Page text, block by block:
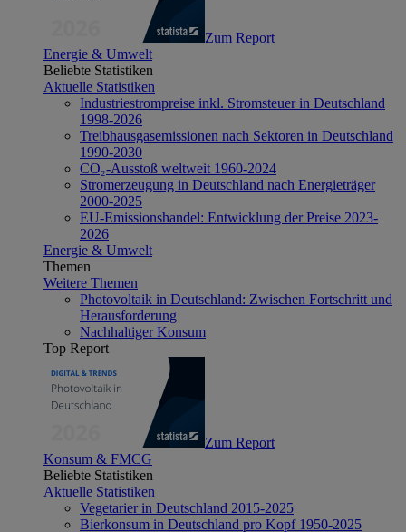
Zum Report
Energie & Umwelt
Beliebte Statistiken
Aktuelle Statistiken
Industriestrompreise inkl. Stromsteuer in Deutschland
1998-2026
Treibhausgasemissionen nach Sektoren in Deutschland
1990-2030
CO₂-Ausstoß weltweit 1960-2024
Stromerzeugung in Deutschland nach Energieträger
2000-2025
EU-Emissionshandel: Entwicklung der Preise 2023-
2026
Energie & Umwelt
Themen
Weitere Themen
Photovoltaik in Deutschland: Zwischen Fortschritt und
Herausforderung
Nachhaltiger Konsum
Top Report
Zum Report
Konsum & FMCG
Beliebte Statistiken
Aktuelle Statistiken
Vegetarier in Deutschland 2015-2025
Bierkonsum in Deutschland pro Kopf 1950-2025